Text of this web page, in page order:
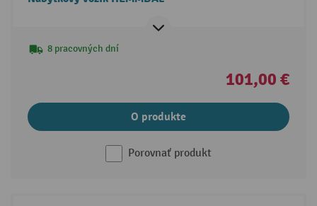
8 pracovných dní
101,00 €
O produkte
Porovnať produkt